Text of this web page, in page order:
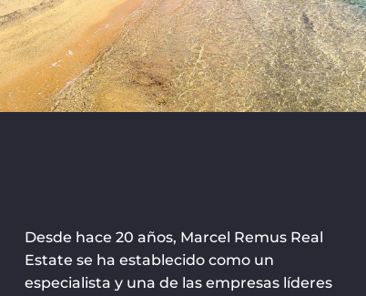
Desde hace 20 años, Marcel Remus Real
Estate se ha establecido como un
especialista y una de las empresas líderes